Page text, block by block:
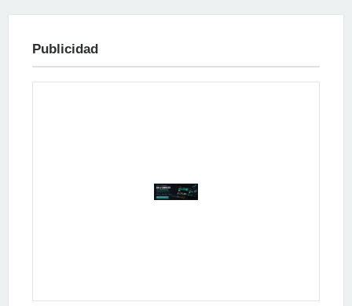
Publicidad
Publicidad